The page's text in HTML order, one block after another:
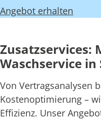
Angebot erhalten
Zusatzservices:
Waschservice in
Von Vertragsanalysen
Kostenoptimierung –
Effizienz. Unser